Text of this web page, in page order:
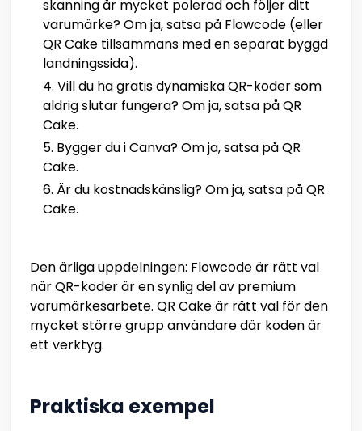
skanning är mycket polerad och följer ditt
varumärke? Om ja, satsa på Flowcode (eller
QR Cake tillsammans med en separat byggd
landningssida).
Vill du ha gratis dynamiska QR-koder som
aldrig slutar fungera? Om ja, satsa på QR
Cake.
Bygger du i Canva? Om ja, satsa på QR
Cake.
Är du kostnadskänslig? Om ja, satsa på QR
Cake.
Den ärliga uppdelningen: Flowcode är rätt val
när QR-koder är en synlig del av premium
varumärkesarbete. QR Cake är rätt val för den
mycket större grupp användare där koden är
ett verktyg.
Praktiska exempel